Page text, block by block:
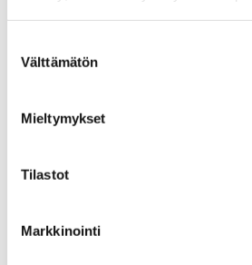
valinta
Välttämätön
Mieltymykset
Tilastot
Markkinointi
helmikuu 2021
joulukuu 2020
lokakuu 2020